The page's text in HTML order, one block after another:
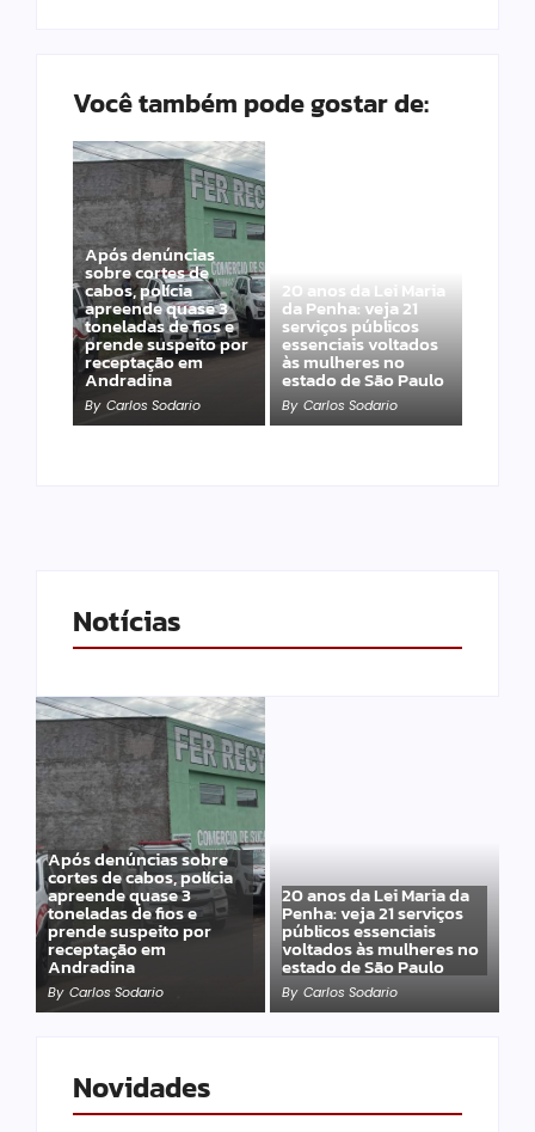
Você também pode gostar de:
Após denúncias
sobre cortes de
cabos, polícia
apreende quase 3
toneladas de fios e
prende suspeito por
receptação em
Andradina
By Carlos Sodario
20 anos da Lei Maria
da Penha: veja 21
serviços públicos
essenciais voltados
às mulheres no
estado de São Paulo
By Carlos Sodario
Notícias
Após denúncias sobre
cortes de cabos, polícia
apreende quase 3
toneladas de fios e
prende suspeito por
receptação em
Andradina
By Carlos Sodario
20 anos da Lei Maria da
Penha: veja 21 serviços
públicos essenciais
voltados às mulheres no
estado de São Paulo
By Carlos Sodario
Novidades